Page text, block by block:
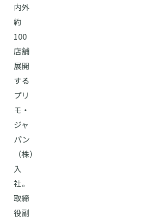
内外
約
100
店舗
展開
する
プリ
モ・
ジャ
パン
（株）
入
社。
取締
役副